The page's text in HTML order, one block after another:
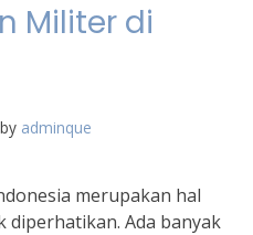
Militer di
by adminque
merupakan hal
Ada banyak